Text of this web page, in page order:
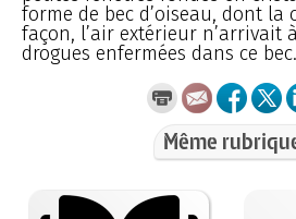
forme de bec d’oiseau, dont
façon, l’air extérieur n’arrivait
drogues enfermées dans ce bec.
Même